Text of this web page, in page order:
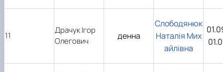
11
Драчук Ігор
Олегович
денна
Слободянюк
Наталія Мих
айлівна